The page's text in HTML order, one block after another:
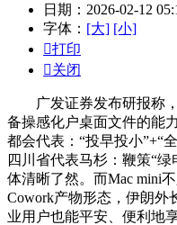
日期：2026-02-12
字体： [大] [小]
打印
关闭
广发证券发布研报称，
备操感化户桌面文件的能
都会代表：“投早投小”+“
四川省代表马杉：鞭策“
体清晰了然。而Mac mini
Cowork产物形态，伊朗外
业用户也能平安、便利地